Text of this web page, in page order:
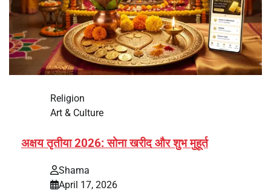
Religion
Art & Culture
अक्षय तृतीया 2026: सोना खरीद और शुभ मुहूर्त
Shama
April 17, 2026